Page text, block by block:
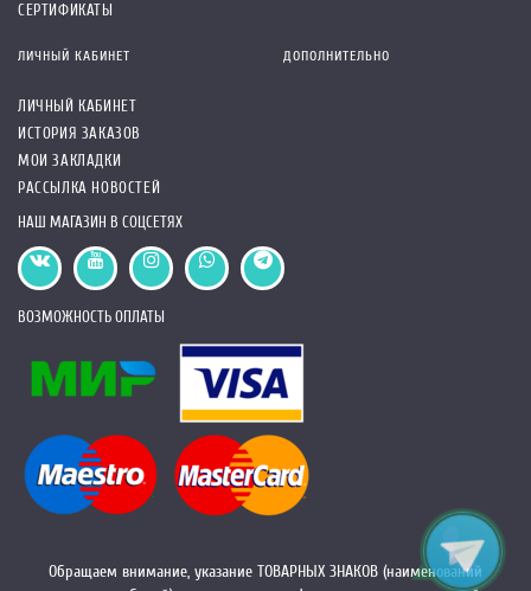
СЕРТИФИКАТЫ
ЛИЧНЫЙ КАБИНЕТ
ЛИЧНЫЙ КАБИНЕТ
ИСТОРИЯ ЗАКАЗОВ
МОИ ЗАКЛАДКИ
РАССЫЛКА НОВОСТЕЙ
ДОПОЛНИТЕЛЬНО
НАШ МАГАЗИН В СОЦСЕТЯХ
ВОЗМОЖНОСТЬ ОПЛАТЫ
Обращаем внимание, указание ТОВАРНЫХ ЗНАКОВ (наименований